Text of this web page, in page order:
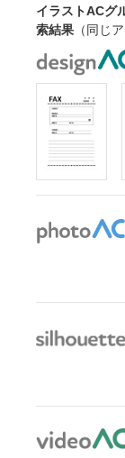
イラストACグ
索結果 （同じ